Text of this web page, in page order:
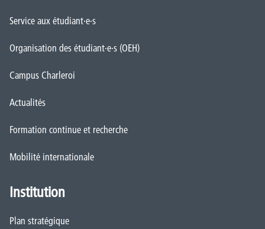
Service aux étudiant·e·s
Organisation des étudiant·e·s (OEH)
Campus Charleroi
Actualités
Formation continue et recherche
Mobilité internationale
Institution
Plan stratégique